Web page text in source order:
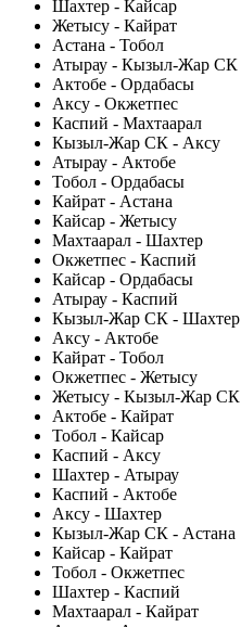
Шахтер - Кайсар
Жетысу - Кайрат
Астана - Тобол
Атырау - Кызыл-Жар СК
Актобе - Ордабасы
Аксу - Окжетпес
Каспий - Махтаарал
Кызыл-Жар СК - Аксу
Атырау - Актобе
Тобол - Ордабасы
Кайрат - Астана
Кайсар - Жетысу
Махтаарал - Шахтер
Окжетпес - Каспий
Кайсар - Ордабасы
Атырау - Каспий
Кызыл-Жар СК - Шахтер
Аксу - Актобе
Кайрат - Тобол
Окжетпес - Жетысу
Жетысу - Кызыл-Жар СК
Актобе - Кайрат
Тобол - Кайсар
Каспий - Аксу
Шахтер - Атырау
Каспий - Актобе
Аксу - Шахтер
Кызыл-Жар СК - Астана
Кайсар - Кайрат
Тобол - Окжетпес
Шахтер - Каспий
Махтаарал - Кайрат